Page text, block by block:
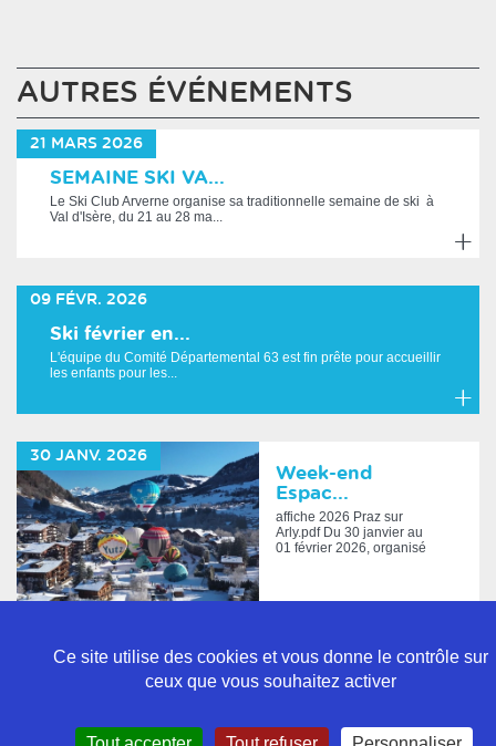
AUTRES ÉVÉNEMENTS
21 MARS 2026
SEMAINE SKI VA...
Le Ski Club Arverne organise sa traditionnelle semaine de ski à
Val d'Isère, du 21 au 28 ma...
savoir
09 FÉVR. 2026
Ski février en...
L'équipe du Comité Départemental 63 est fin prête pour accueillir
les enfants pour les...
30 JANV. 2026
Week-end
Espac...
affiche 2026 Praz sur
Arly.pdf Du 30 janvier au
01 février 2026, organisé
plus
Politique de confidentialité
Ce site utilise des cookies et vous donne le contrôle sur
ceux que vous souhaitez activer